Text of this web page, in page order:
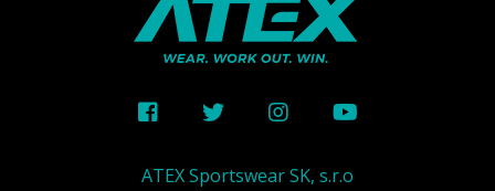
ATEX Sportswear SK, s.r.o